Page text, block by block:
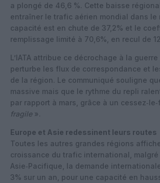
a plongé de 46,6 %. Cette baisse
entraîner le trafic aérien mondial dans le
capacité est en chute de 37,2% et le
remplissage limité à 70,6%, en recul de
L’IATA attribue ce décrochage à la
perturbe les flux de correspondance et
de la région. Le communiqué souligne
massive mais que le rythme du repli
par rapport à mars, grâce à un
fragile ».
Europe et Asie redessinent leurs routes
Toutes les autres grandes régions
croissance du trafic international, malgré
Asie‑Pacifique, la demande
3% sur un an, pour une capacité en